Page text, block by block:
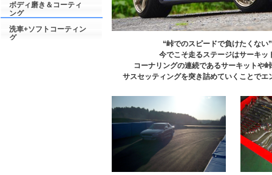
ボディ磨き＆コーティ
ング
洗車+ソフトコーティン
グ
“峠でのスピードで負けたくな
今でこそ走るステージはサーキ
コーナリングの連続であるサーキットや
サスセッティングを突き詰めていくことで